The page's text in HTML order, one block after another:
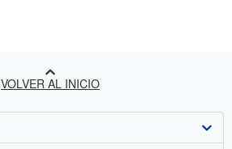
VOLVER AL INICIO